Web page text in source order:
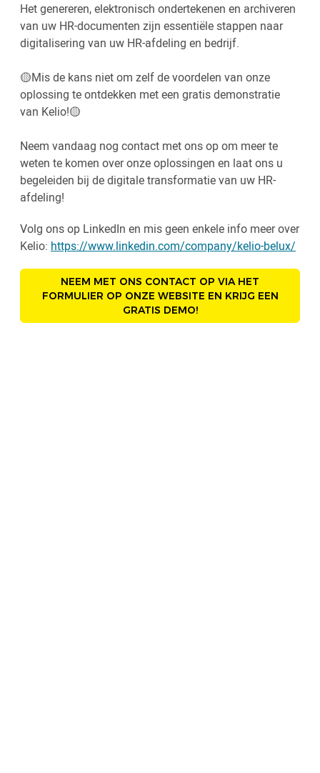
Het genereren, elektronisch ondertekenen en archiveren
van uw HR-documenten zijn essentiële stappen naar
digitalisering van uw HR-afdeling en bedrijf.
🟡Mis de kans niet om zelf de voordelen van onze
oplossing te ontdekken met een gratis demonstratie
van Kelio!🟡
Neem vandaag nog contact met ons op om meer te
weten te komen over onze oplossingen en laat ons u
begeleiden bij de digitale transformatie van uw HR-
afdeling!
Volg ons op LinkedIn en mis geen enkele info meer over
Kelio: https://www.linkedin.com/company/kelio-belux/
NEEM MET ONS CONTACT OP VIA HET
FORMULIER OP ONZE WEBSITE EN KRIJG EEN
GRATIS DEMO!